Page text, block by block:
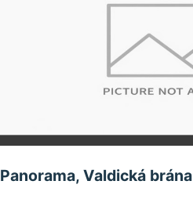
Panorama, Valdická brána